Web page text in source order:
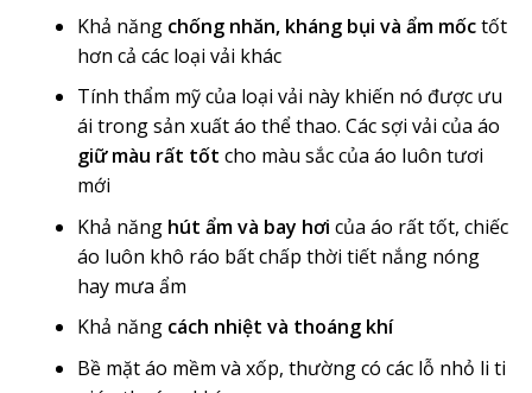
Khả năng chống nhăn, kháng bụi và ẩm mốctốt
hơn cả các loại vải khác
Tính thẩm mỹ của loại vải này khiến nó được ưu
ái trong sản xuất áo thể thao. Các sợi vải của áo
giữ màu rất tốt cho màu sắc của áo luôn tươi
mới
Khả năng hút ẩm và bay hơi của áo rất tốt, chiếc
áo luôn khô ráo bất chấp thời tiết nắng nóng
hay mưa ẩm
Khả năng cách nhiệt và thoáng khí
Bề mặt áo mềm và xốp, thường có các lỗ nhỏ li ti